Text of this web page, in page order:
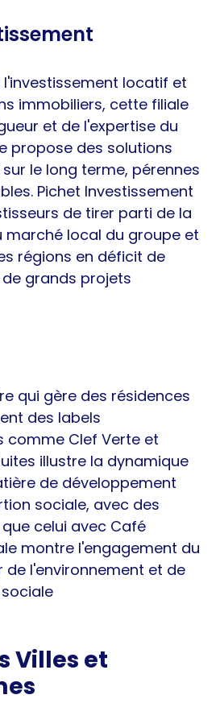
l'investissement locatif et
immobiliers, cette filiale
et de l'expertise du
propose des solutions
le long terme, pérennes
Pichet Investissement
de tirer parti de la
marché local du groupe et
régions en déficit de
grands projets
qui gère des résidences
des labels
comme Clef Verte et
illustre la dynamique
de développement
sociale, avec des
celui avec Café
montre l'engagement du
de l'environnement et de
Villes et